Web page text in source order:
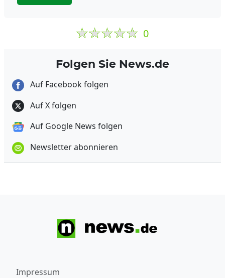
0
Folgen Sie News.de
Auf Facebook folgen
Auf X folgen
Auf Google News folgen
Newsletter abonnieren
Impressum